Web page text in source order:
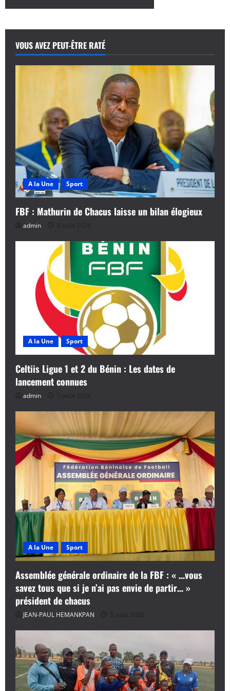
:
Vano
Baby
Ambassadeur
VOUS AVEZ PEUT-ÊTRE RATÉ
A la Une Sport
FBF : Mathurin de Chacus laisse un bilan élogieux
admin 6 août 2026
A la Une Sport
Celtiis Ligue 1 et 2 du Bénin : Les dates de
lancement connues
admin 5 août 2026
A la Une Sport
Assemblée générale ordinaire de la FBF : « …vous
savez tous que si je n’ai pas envie de partir… »
président de chacus
JEAN-PAUL HEMANKPAN 5 août 2026